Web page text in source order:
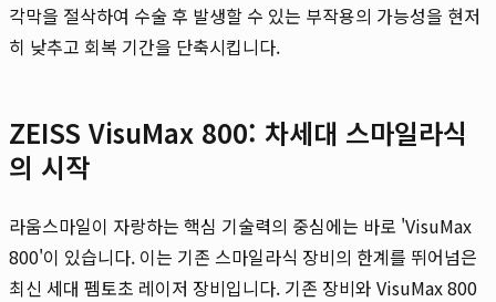
각막을 절삭하여 수술 후 발생할 수 있는 부작용의 가능성을 현저
히 낮추고 회복 기간을 단축시킵니다.
ZEISS VisuMax 800: 차세대 스마일라식
의 시작
라움스마일이 자랑하는 핵심 기술력의 중심에는 바로 'VisuMax
800'이 있습니다. 이는 기존 스마일라식 장비의 한계를 뛰어넘은
최신 세대 펨토초 레이저 장비입니다. 기존 장비와 VisuMax 800